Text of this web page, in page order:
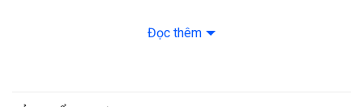
tốt. Các vết bẩn, vết dầu mỡ sẽ không bám vào bồn, giúp cho
Đọc thêm